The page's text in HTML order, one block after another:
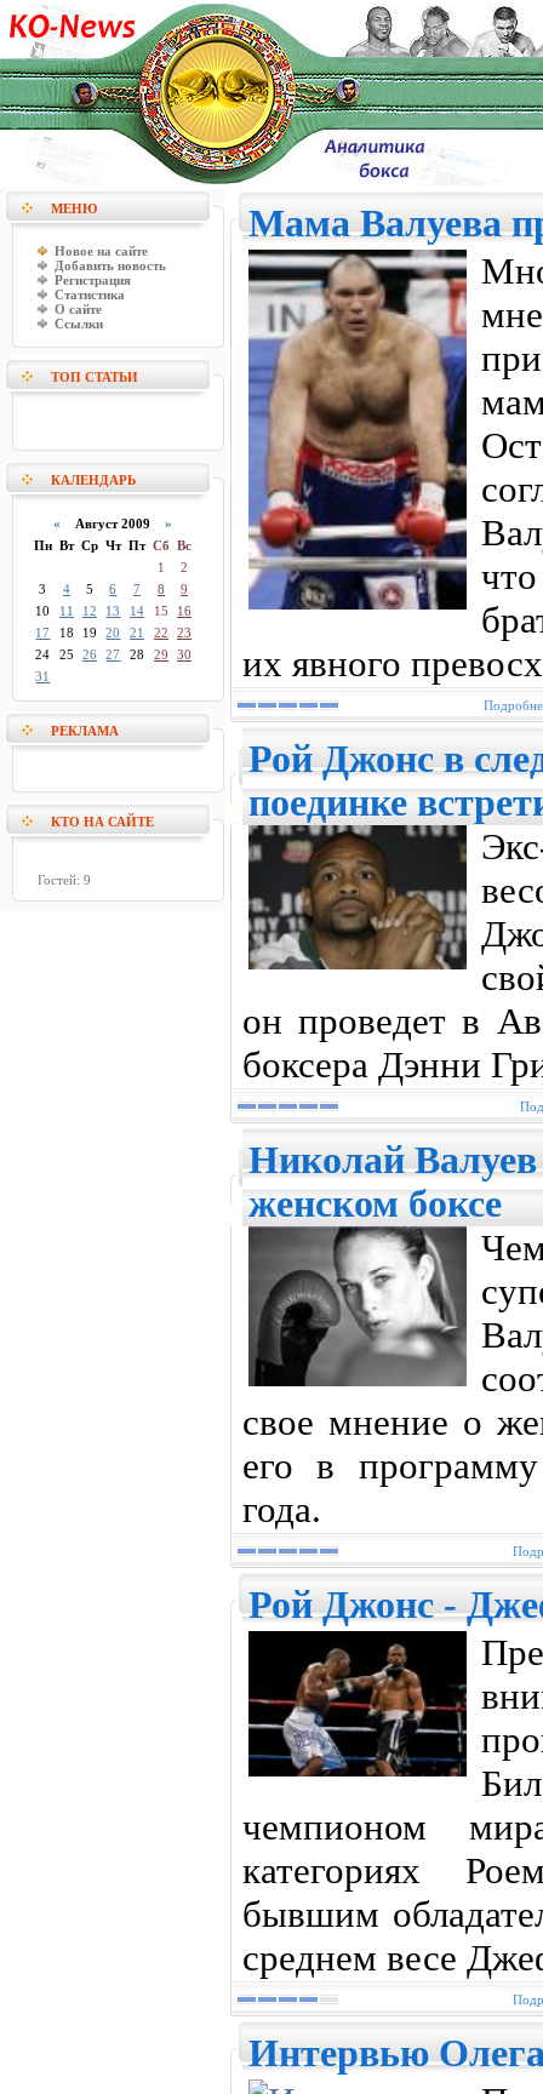
МЕНЮ
Новое на сайте
Добавить новость
Регистрация
Статистика
О сайте
Ссылки
ТОП СТАТЬИ
КАЛЕНДАРЬ
« Август 2009 »
Пн Вт Ср Чт Пт Сб Вс
1
2
3
4 5 6 7 8
9
10
11 12 13 14 15
16
17
18 19 20 21 22
23
24
25 26 27 28 29
30
31
РЕКЛАМА
КТО НА САЙТЕ
Гостей: 9
Мама Валуева
их явного
Рой Джонс в
поединке
он проведет в
боксера Дэнни
Николай
женском боксе
свое мнение о
его в
года.
Рой Джонс -
чемпионом
категориях
бывшим
среднем весе
Интервью